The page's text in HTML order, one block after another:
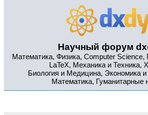
Научный форум
Математика, Физика, Computer Science,
LaTeX, Механика и Техника,
Биология и Медицина, Экономика
Математика, Гуманитарные